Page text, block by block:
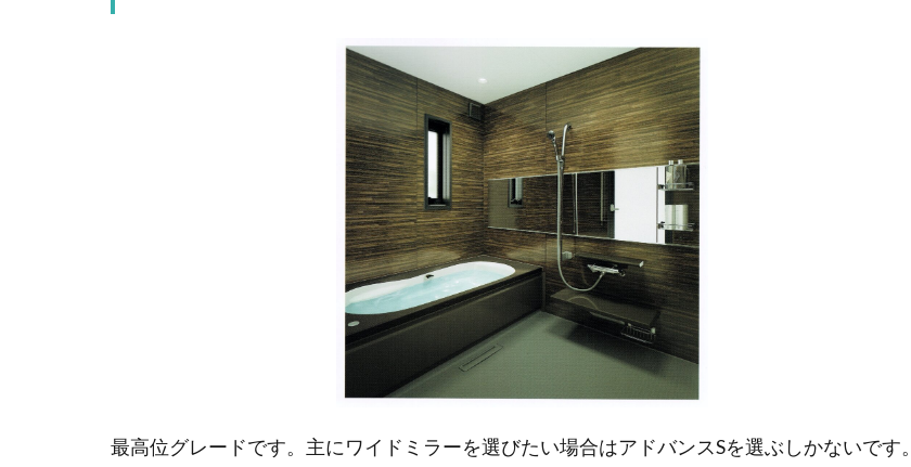
最高位グレードです。主にワイドミラーを選びたい場合はアドバンスSを選ぶしかないです。